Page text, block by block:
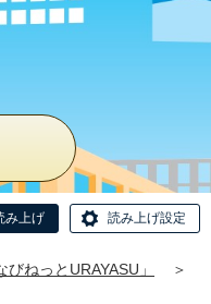
み上げ 読み上げ設定
ねっとURAYASU」
＞